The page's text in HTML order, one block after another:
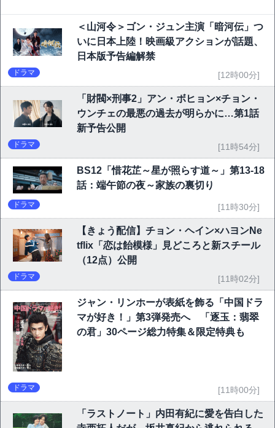
＜山河令＞ゴン・ジュン主演「暗河伝」つ
いに日本上陸！映画級アクションが話題、
日本版予告編解禁
ドラマ [12時00分]
「財閥×刑事2」アン・ボヒョン×チョン・
ウンチェの最悪の過去が明らかに…第1話
新予告公開
ドラマ [11時54分]
BS12「惜花芷～星が照らす道～」第13-18
話：端午節の夜～家族の裏切り
ドラマ [11時30分]
【きょう配信】チョン・ヘイン×ハヨンNe
tflix「恋は飴模様」見どころと新スチール
（12点）公開
ドラマ [11時02分]
ジャン・リンホーが表紙を飾る「中国ドラ
マが好き！」第3弾発売へ 「逐玉：翡翠
の君」30ページ総力特集＆限定特典も
ドラマ [11時00分]
「ラストノート」内田有紀に愛を告白した